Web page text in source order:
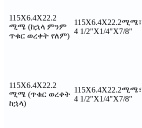
115X6.4X22.2
ሚሜ (ከኋላ ምንም
ጥቁር ወረቀት የለም)
115X6.4X22.2ሚሜ፣
4 1/2"X1/4"X7/8"
115X6.4X22.2
ሚሜ (ጥቁር ወረቀት
ከኋላ)
115X6.4X22.2ሚሜ፣
4 1/2"X1/4"X7/8"